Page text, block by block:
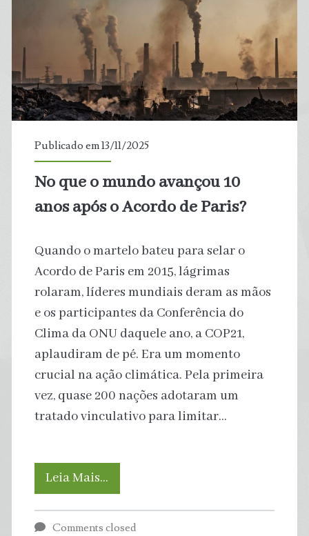
brasileiros
dizem
ter
sentido
efeito
climáticas,
aponta
Quaest
Publicado em 13/11/2025
No que o mundo avançou 10
anos após o Acordo de Paris?
Quando o martelo bateu para selar o
Acordo de Paris em 2015, lágrimas
rolaram, líderes mundiais deram as mãos
e os participantes da Conferência do
Clima da ONU daquele ano, a COP21,
aplaudiram de pé. Era um momento
crucial na ação climática. Pela primeira
vez, quase 200 nações adotaram um
tratado vinculativo para limitar…
Leia Mais…
que
Comments closed